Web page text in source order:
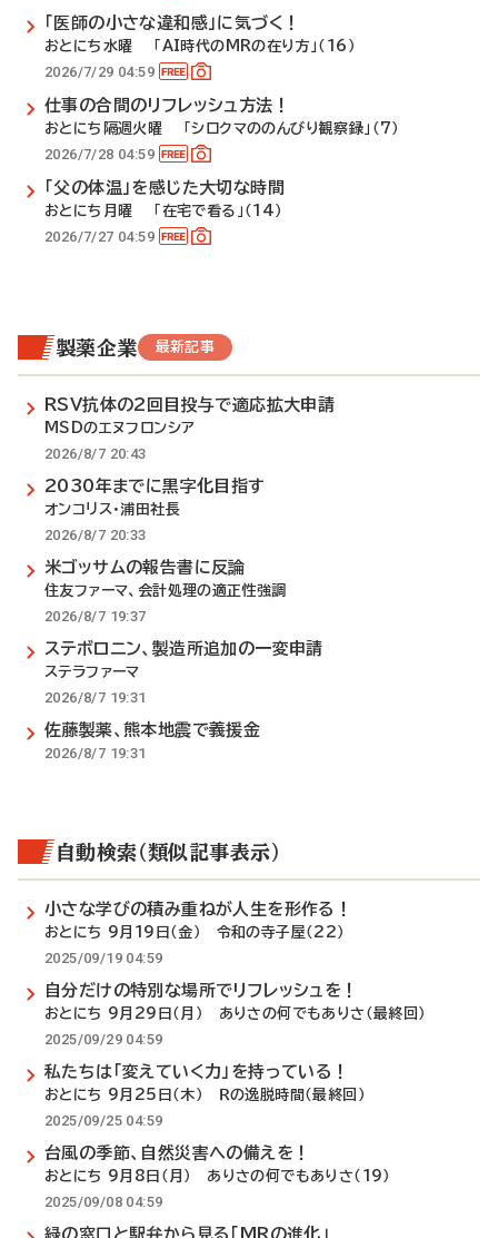
「医師の小さな違和感」に気づく！
おとにち水曜 「AI時代のMRの在り方」（16）
2026/7/29 04:59
仕事の合間のリフレッシュ方法！
おとにち隔週火曜 「シロクマののんびり観察録」（7）
2026/7/28 04:59
「父の体温」を感じた大切な時間
おとにち月曜 「在宅で看る」（14）
2026/7/27 04:59
製薬企業 最新記事
RSV抗体の2回目投与で適応拡大申請
MSDのエヌフロンシア
2026/8/7 20:43
2030年までに黒字化目指す
オンコリス・浦田社長
2026/8/7 20:33
米ゴッサムの報告書に反論
住友ファーマ、会計処理の適正性強調
2026/8/7 19:37
ステボロニン、製造所追加の一変申請
ステラファーマ
2026/8/7 19:31
佐藤製薬、熊本地震で義援金
2026/8/7 19:31
自動検索（類似記事表示）
小さな学びの積み重ねが人生を形作る！
おとにち 9月19日（金） 令和の寺子屋（22）
2025/09/19 04:59
自分だけの特別な場所でリフレッシュを！
おとにち 9月29日（月） ありさの何でもありさ（最終回）
2025/09/29 04:59
私たちは「変えていく力」を持っている！
おとにち 9月25日（木） Ｒの逸脱時間（最終回）
2025/09/25 04:59
台風の季節、自然災害への備えを！
おとにち 9月8日（月） ありさの何でもありさ（19）
2025/09/08 04:59
緑の窓口と駅弁から見る「MRの進化」